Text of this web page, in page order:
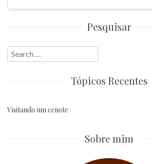
Pesquisar
Search
for:
Tópicos Recentes
Visitando um cenote
Sobre mim